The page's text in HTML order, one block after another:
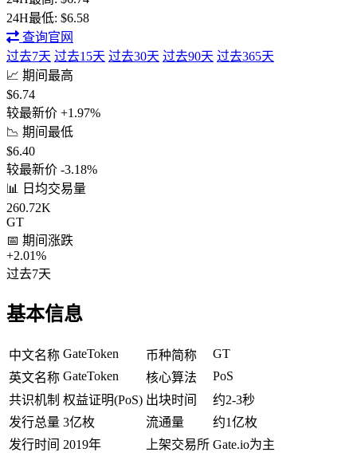
24H最低: $6.58
查询官网
过去7天 过去15天 过去30天 过去90天 过去365天
📈 期间最高
$6.74
较最新价 +1.97%
📉 期间最低
$6.40
较最新价 -3.18%
📊 日均交易量
260.72K
GT
📅 期间涨跌
+2.01%
过去7天
基本信息
中文名称 GateToken 币种简称
GT
英文名称 GateToken 核心算法
PoS
共识机制 权益证明(PoS) 出块时间
约2-3秒
发行总量 3亿枚 流通量
约1亿枚
发行时间 2019年 上架交易所 Gate.io为主